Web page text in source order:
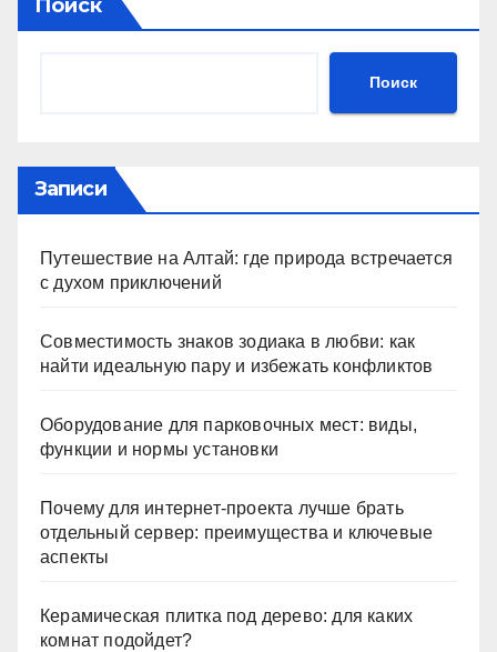
Поиск
Поиск
Записи
Путешествие на Алтай: где природа встречается
с духом приключений
Совместимость знаков зодиака в любви: как
найти идеальную пару и избежать конфликтов
Оборудование для парковочных мест: виды,
функции и нормы установки
Почему для интернет-проекта лучше брать
отдельный сервер: преимущества и ключевые
аспекты
Керамическая плитка под дерево: для каких
комнат подойдет?